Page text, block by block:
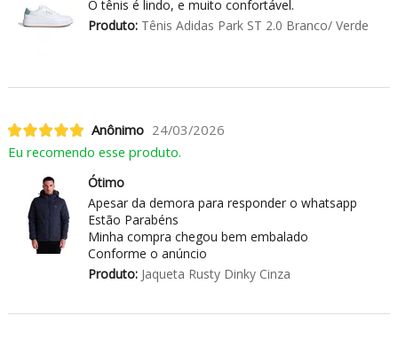
O tênis é lindo, e muito confortável.
Produto:Tênis Adidas Park ST 2.0 Branco/ Verde
Anônimo 24/03/2026
Eu recomendo esse produto.
Ótimo
Apesar da demora para responder o whatsapp
Estão Parabéns
Minha compra chegou bem embalado
Conforme o anúncio
Produto:Jaqueta Rusty Dinky Cinza